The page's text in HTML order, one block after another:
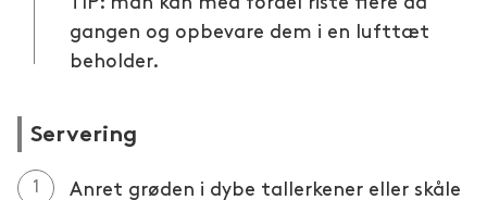
gangen og opbevare dem i en lufttæt
beholder.
Servering
Anret grøden i dybe tallerkener eller skåle